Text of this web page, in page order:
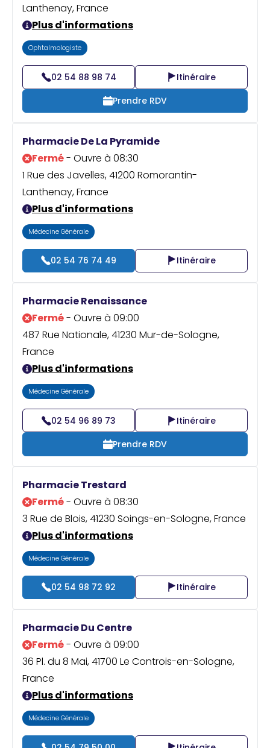
Lanthenay, France
Plus d'informations
Ophtalmologiste
02 54 88 98 74
Itinéraire
Prendre RDV
Pharmacie De La Pyramide
Fermé- Ouvre à 08:30
1 Rue des Javelles, 41200 Romorantin-
Lanthenay, France
Plus d'informations
Médecine Générale
02 54 76 74 49 Itinéraire
Pharmacie Renaissance
Fermé- Ouvre à 09:00
487 Rue Nationale, 41230 Mur-de-Sologne,
France
Plus d'informations
Médecine Générale
02 54 96 89 73
Itinéraire
Prendre RDV
Pharmacie Trestard
Fermé- Ouvre à 08:30
3 Rue de Blois, 41230 Soings-en-Sologne, France
Plus d'informations
Médecine Générale
02 54 98 72 92 Itinéraire
Pharmacie Du Centre
Fermé- Ouvre à 09:00
36 Pl. du 8 Mai, 41700 Le Controis-en-Sologne,
France
Plus d'informations
Médecine Générale